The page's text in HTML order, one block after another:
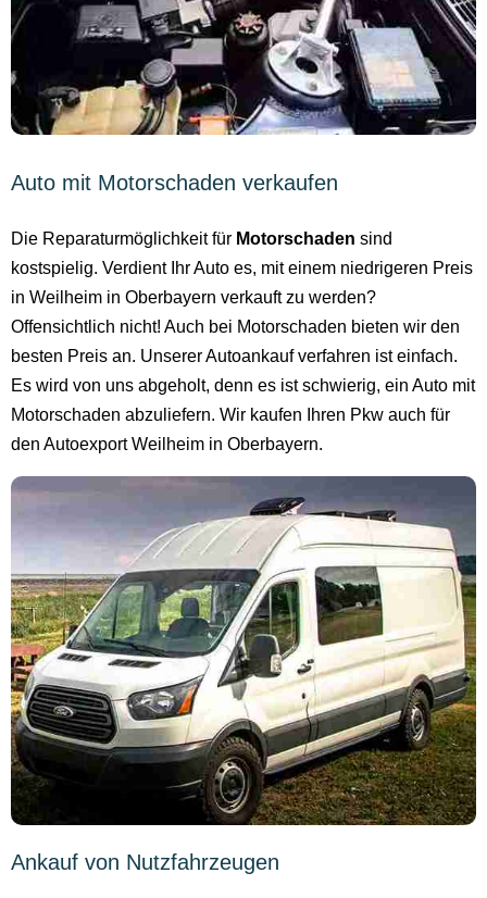
Auto mit Motorschaden verkaufen
Die Reparaturmöglichkeit für Motorschaden sind
kostspielig. Verdient Ihr Auto es, mit einem niedrigeren Preis
in Weilheim in Oberbayern verkauft zu werden?
Offensichtlich nicht! Auch bei Motorschaden bieten wir den
besten Preis an. Unserer Autoankauf verfahren ist einfach.
Es wird von uns abgeholt, denn es ist schwierig, ein Auto mit
Motorschaden abzuliefern. Wir kaufen Ihren Pkw auch für
den Autoexport Weilheim in Oberbayern.
Ankauf von Nutzfahrzeugen